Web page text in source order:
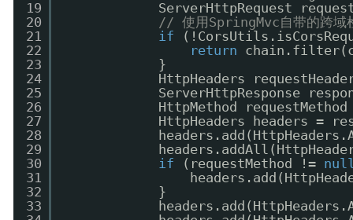
19
20
21
22
23
24
25
26
27
28
29
30
31
32
33
ServerHttpRequest
// 使用SpringMvc自带的跨域
if
return
}
HttpHeaders
HttpMethod
HttpHeaders
if
(requestMethod !=
}